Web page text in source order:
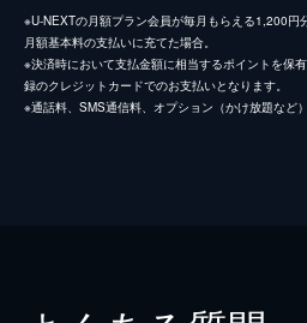
※U-NEXTの月額プラン会員が毎月もらえる1,200円
月額基本料の支払いに充てた場合。
※決済時において支払金額に相当するポイントを保
録のクレジットカードでのお支払いとなります。
※通話料、SMS通信料、オプション（かけ放題など